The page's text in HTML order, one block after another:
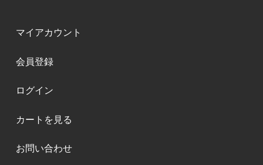
マイアカウント
会員登録
ログイン
カートを見る
お問い合わせ